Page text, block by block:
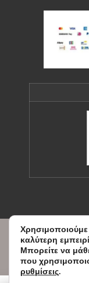
© Copyright Sxedio
Designed and
WEBVY.EU
καλύτερη
Μπορείτε να
που
ρυθμίσεις.